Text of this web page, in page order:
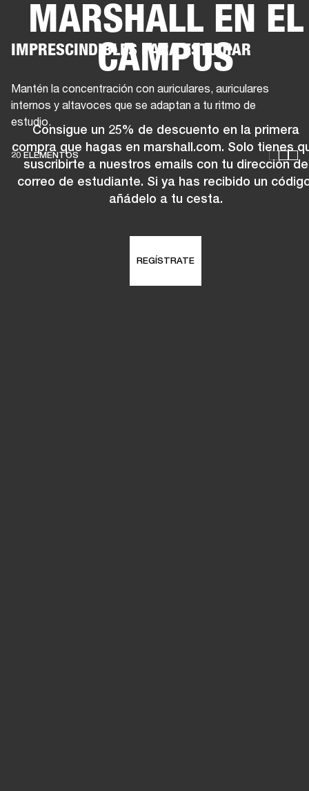
SOLUCIONES EMPRESARIALES
AURICULARES BATERÍASBACKSTAGE
MARSHALL EN EL
CAMPUS
Consigue un 25% de descuento en la primera
compra que hagas en marshall.com. Solo tienes
suscribirte a nuestros emails con tu dirección de
correo de estudiante. Si ya has recibido un
añádelo a tu cesta.
REGÍSTRATE
IMPRESCINDIBLES PARA ESTUDIAR
Mantén la concentración con auriculares, auriculares
internos y altavoces que se adaptan a tu ritmo de
estudio.
20 ELEMENTOS